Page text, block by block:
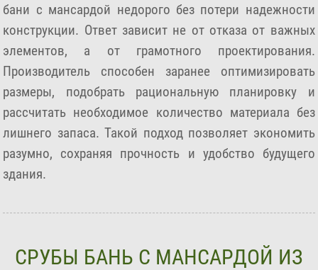
бани с мансардой недорого без потери надежности
конструкции. Ответ зависит не от отказа от важных
элементов, а от грамотного проектирования.
Производитель способен заранее оптимизировать
размеры, подобрать рациональную планировку и
рассчитать необходимое количество материала без
лишнего запаса. Такой подход позволяет экономить
разумно, сохраняя прочность и удобство будущего
здания.
СРУБЫ БАНЬ С МАНСАРДОЙ ИЗ